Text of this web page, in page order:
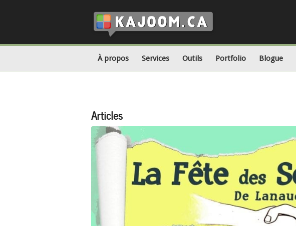
À propos Services Outils Portfolio Blogue
Articles